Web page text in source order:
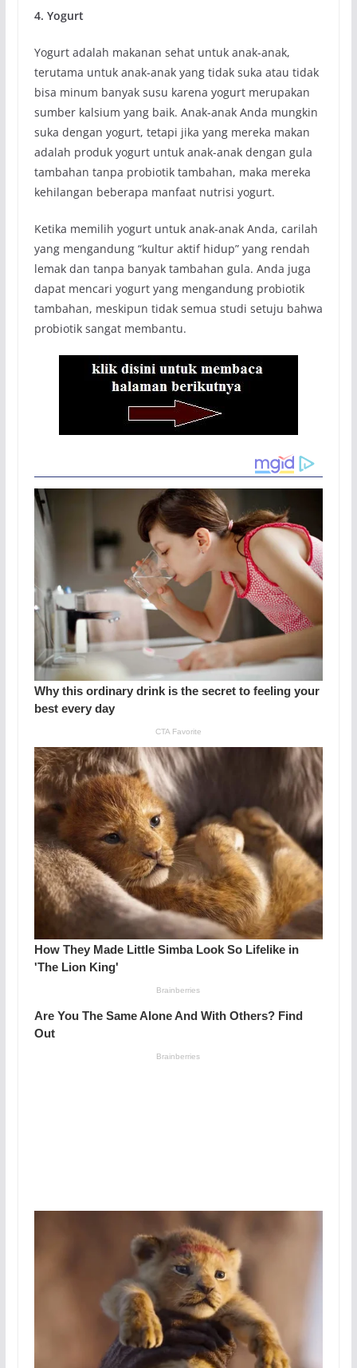
4. Yogurt
Yogurt adalah makanan sehat untuk anak-anak,
terutama untuk anak-anak yang tidak suka atau tidak
bisa minum banyak susu karena yogurt merupakan
sumber kalsium yang baik. Anak-anak Anda mungkin
suka dengan yogurt, tetapi jika yang mereka makan
adalah produk yogurt untuk anak-anak dengan gula
tambahan tanpa probiotik tambahan, maka mereka
kehilangan beberapa manfaat nutrisi yogurt.
Ketika memilih yogurt untuk anak-anak Anda, carilah
yang mengandung “kultur aktif hidup” yang rendah
lemak dan tanpa banyak tambahan gula. Anda juga
dapat mencari yogurt yang mengandung probiotik
tambahan, meskipun tidak semua studi setuju bahwa
probiotik sangat membantu.